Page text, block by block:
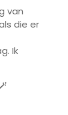
van
die er
Ik